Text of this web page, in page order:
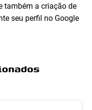
também a criação de
seu perfil no Google